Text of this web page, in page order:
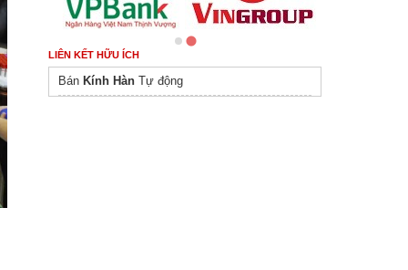
LIÊN KẾT HỮU ÍCH
Bán Kính Hàn Tự động